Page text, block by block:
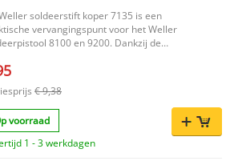
soldeerstift koper 7135 is een
vervangingspunt voor het Weller
8100 en 9200. Dankzij de
nauwkeurig soldeerwerk en een
gereedschap. Deze set wordt geleverd
stuks, zodat u direct een reserve bij de
Belangrijkste voordelen Geschikt
Weller soldeerpistolen 8100 en 9200
van koper Wordt geleverd in een
€ 9,38
voorraad
1 - 3 werkdagen